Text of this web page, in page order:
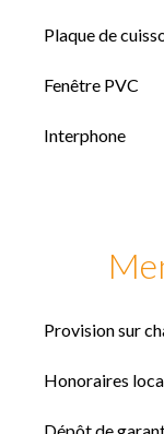
Plaque de
Fenêtre PVC
Interphone
Provision sur
Honoraires